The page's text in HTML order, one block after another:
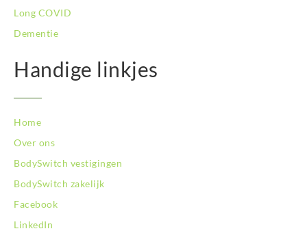
Long COVID
Dementie
Handige linkjes
Home
Over ons
BodySwitch vestigingen
BodySwitch zakelijk
Facebook
LinkedIn